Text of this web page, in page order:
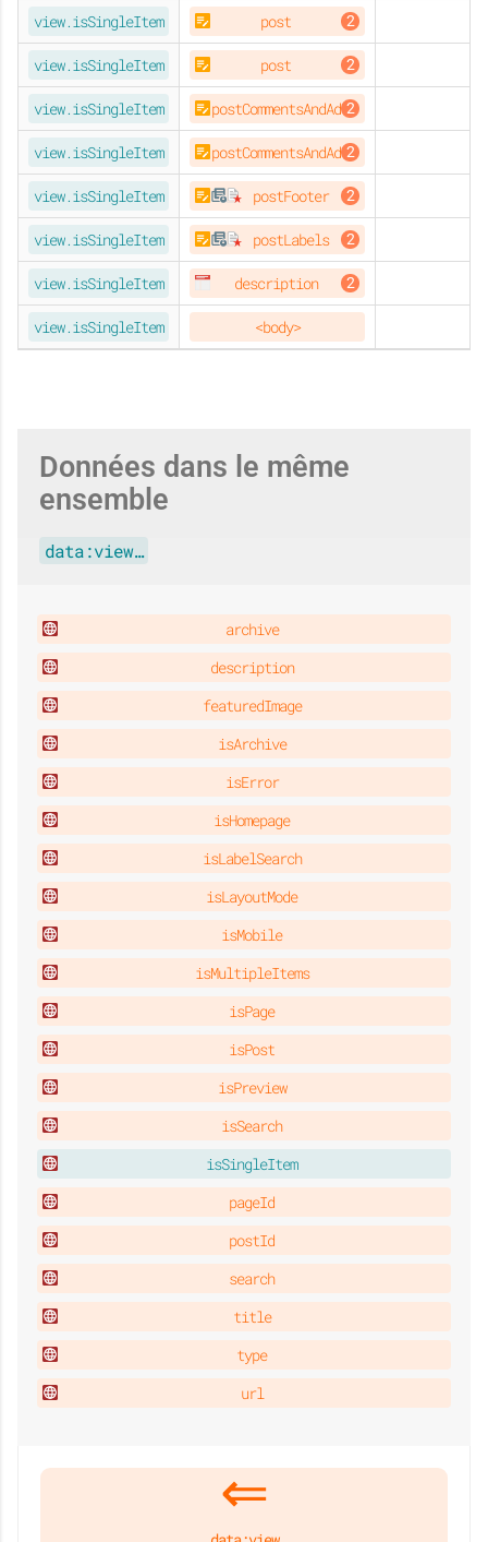
view.isSingleItem post
view.isSingleItem post
view.isSingleItem postCommentsAndAd
view.isSingleItem postCommentsAndAd
view.isSingleItem postFooter
view.isSingleItem postLabels
view.isSingleItem description
view.isSingleItem <body>
Données dans le même
ensemble
data:view…
archive
description
featuredImage
isArchive
isError
isHomepage
isLabelSearch
isLayoutMode
isMobile
isMultipleItems
isPage
isPost
isPreview
isSearch
isSingleItem
pageId
postId
search
title
type
url